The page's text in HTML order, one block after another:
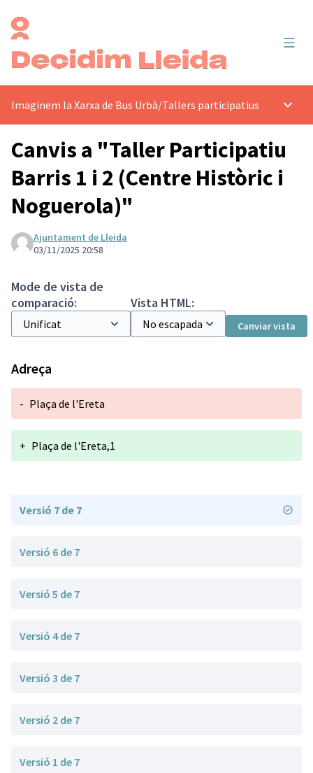
Imaginem la Xarxa de Bus Urbà/Tallers participatius
Canvis a "Taller Participatiu
Barris 1 i 2 (Centre Històric i
Noguerola)"
Ajuntament de Lleida
03/11/2025 20:58
Mode de vista de
comparació:
Vista HTML:
Canviar vista
Adreça
- Plaça de l'Ereta
+ Plaça de l'Ereta,1
Versió 7 de 7
Versió 6 de 7
Versió 5 de 7
Versió 4 de 7
Versió 3 de 7
Versió 2 de 7
Versió 1 de 7